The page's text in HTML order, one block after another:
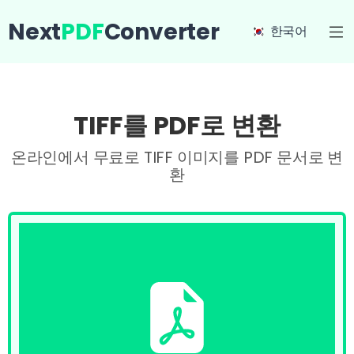
NextPDFConverter 한국어
TIFF를 PDF로 변환
온라인에서 무료로 TIFF 이미지를 PDF 문서로 변
환